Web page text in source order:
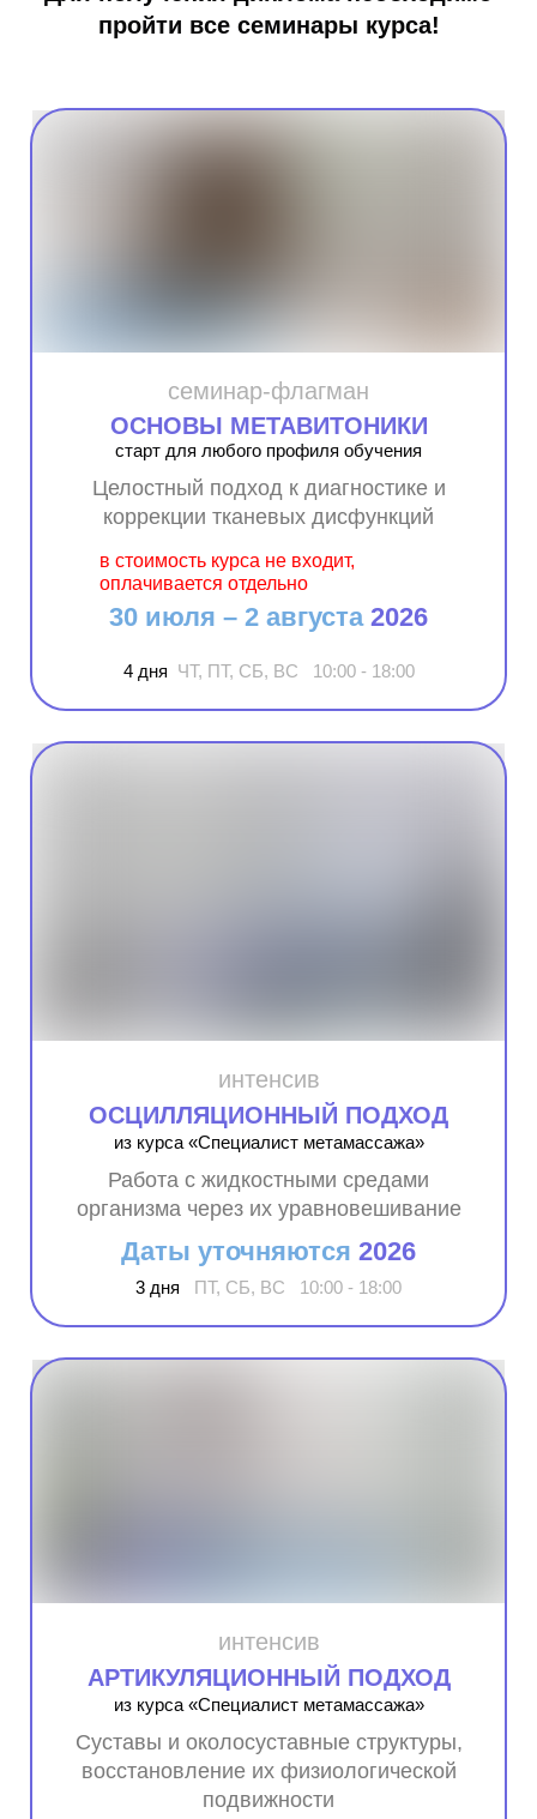
пройти все семинары курса!
семинар-флагман
ОСНОВЫ МЕТАВИТОНИКИ
старт для любого профиля обучения
Целостный подход к диагностике и
коррекции тканевых дисфункций
в стоимость курса не входит,
оплачивается отдельно
30 июля – 2 августа 2026
4 дня ЧТ, ПТ, СБ, ВС 10:00 - 18:00
интенсив
ОСЦИЛЛЯЦИОННЫЙ ПОДХОД
из курса «Специалист метамассажа»
Работа с жидкостными средами
организма через их уравновешивание
Даты уточняются 2026
3 дня ПТ, СБ, ВС 10:00 - 18:00
интенсив
АРТИКУЛЯЦИОННЫЙ ПОДХОД
из курса «Специалист метамассажа»
Суставы и околосуставные структуры,
восстановление их физиологической
подвижности